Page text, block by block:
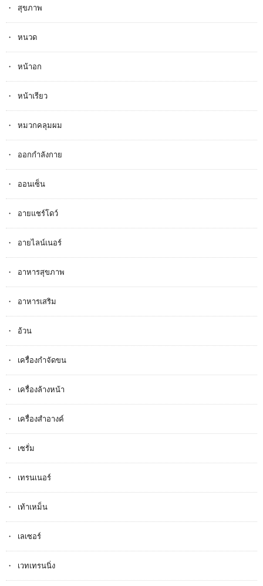
สุขภาพ
หนวด
หน้าอก
หน้าเรียว
หมวกคลุมผม
ออกกำลังกาย
ออนเซ็น
อายแชร์โดว์
อายไลน์เนอร์
อาหารสุขภาพ
อาหารเสริม
อ้วน
เครื่องกำจัดขน
เครื่องล้างหน้า
เครื่องสำอางค์
เซรั่ม
เทรนเนอร์
เท้าเหม็น
เลเซอร์
เวทเทรนนิ่ง